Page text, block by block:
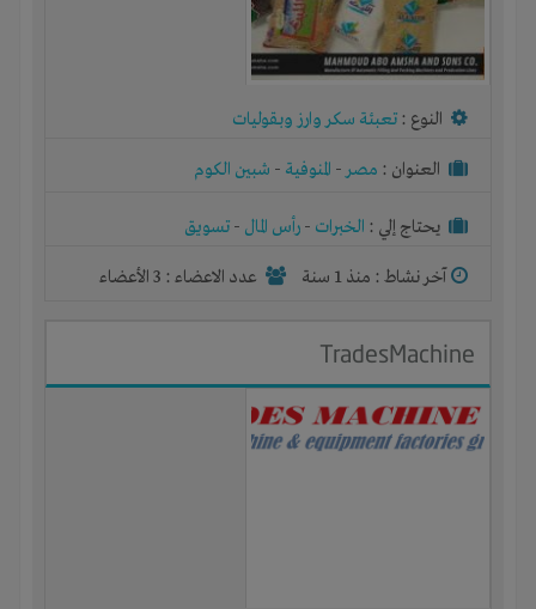
النوع : تعبئة سكر وارز وبقوليات
العنوان : مصر- المنوفية - شبين الكوم
يحتاج إلي : الخبرات - رأس المال - تسويق
آخر نشاط : منذ 1 سنة عدد الاعضاء : 3 الأعضاء
TradesMachine